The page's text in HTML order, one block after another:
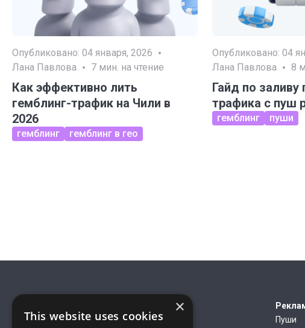
Опубликовано: 04 января, 2026
Лана Павлова
7 мин. на чтение
Как эффективно лить
гемблинг-трафик на Чили в
2026
гемблинг гемблинг в гео
Опубликовано: 04
Лана Павлова
8
Гайд по заливу
трафика с пуш
гемблинг пуши
Пуши
×
This website uses cookies